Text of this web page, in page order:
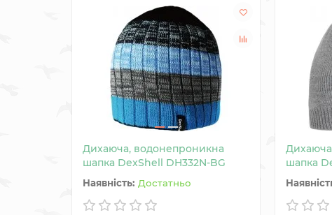
Дихаюча, водонепроникна
шапка DexShell DH332N-BG
Достатньо
шапка